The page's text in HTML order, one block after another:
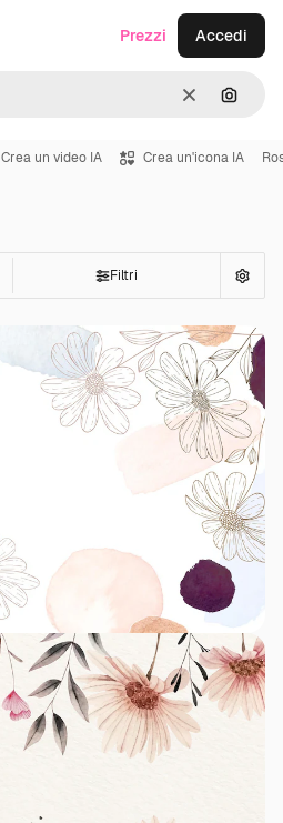
CancellaCerca
Prezzi Accedi
Crea un video IA Crea un'icona IA
Filtri